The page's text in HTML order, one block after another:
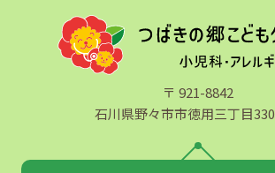
〒 921-8842
石川県野々市市徳用三丁目